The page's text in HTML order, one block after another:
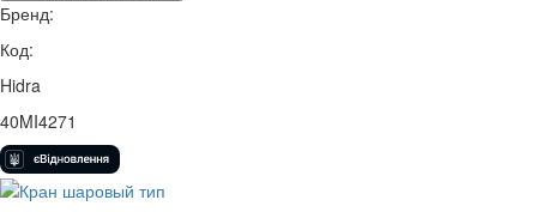
Бренд:
Код:
Hidra
40MI4271